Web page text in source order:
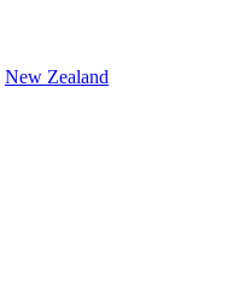
New Zealand